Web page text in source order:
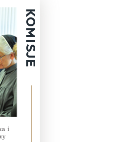
KOMISJE
i